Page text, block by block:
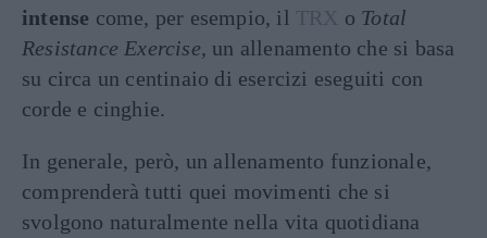
intense come, per esempio, il TRX o Total
Resistance Exercise, un allenamento che si basa
su circa un centinaio di esercizi eseguiti con
corde e cinghie.
In generale, però, un allenamento funzionale,
comprenderà tutti quei movimenti che si
svolgono naturalmente nella vita quotidiana